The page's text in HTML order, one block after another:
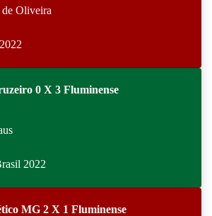
Oliveira
0 X 3 Fluminense
2022
MG 2 X 1 Fluminense